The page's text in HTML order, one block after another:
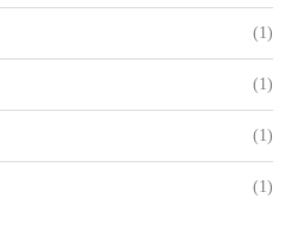
(1)
(1)
(1)
(1)